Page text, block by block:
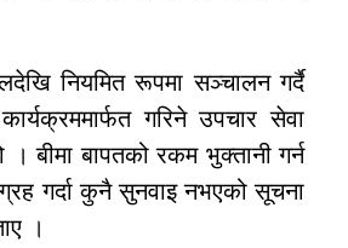
नियमित रूपमा सञ्चालन गर्दै
गरिने उपचार सेवा
। बीमा बापतको रकम भुक्तानी गर्न
गर्दा कुनै सुनवाइ नभएको सूचना
।